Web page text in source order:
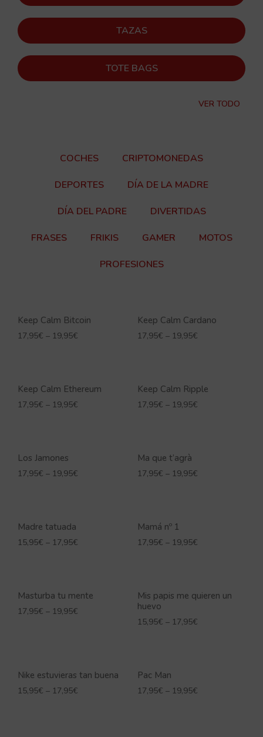
TAZAS
TOTE BAGS
VER TODO
COCHES CRIPTOMONEDAS
DEPORTES DÍA DE LA MADRE
DÍA DEL PADRE DIVERTIDAS
FRASES FRIKIS GAMER MOTOS
PROFESIONES
Keep Calm Bitcoin
17,95€ – 19,95€
Keep Calm Cardano
17,95€ – 19,95€
Keep Calm Ethereum
17,95€ – 19,95€
Keep Calm Ripple
17,95€ – 19,95€
Los Jamones
17,95€ – 19,95€
Ma que t’agrà
17,95€ – 19,95€
Madre tatuada
15,95€ – 17,95€
Mamá nº 1
17,95€ – 19,95€
Masturba tu mente
17,95€ – 19,95€
Mis papis me quieren un
huevo
15,95€ – 17,95€
Nike estuvieras tan buena
15,95€ – 17,95€
Pac Man
17,95€ – 19,95€